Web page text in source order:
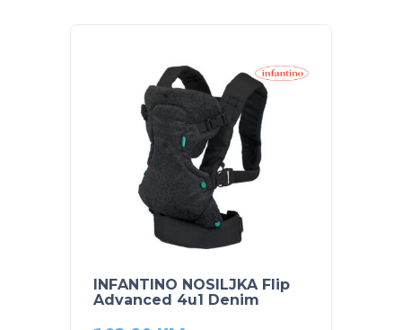
INFANTINO NOSILJKA Flip
Advanced 4u1 Denim